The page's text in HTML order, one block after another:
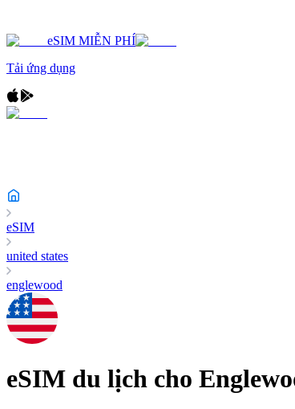
eSIM MIỄN PHÍ
Tải ứng dụng
eSIM
united states
englewood
eSIM du lịch cho